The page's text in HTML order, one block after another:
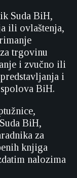
Suda BiH,
ili ovlaštenja,
trgovinu
i zvučno ili
i
BiH.
BiH,
za
knjiga
nalozima